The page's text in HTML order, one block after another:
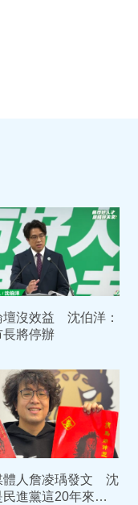
壇沒效益 沈伯洋：
長將停辦
體人詹凌瑀發文 沈
進黨這20年來在